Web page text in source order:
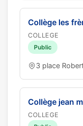
Collège les
COLLEGE
Public
3 place
Collège jean
COLLEGE